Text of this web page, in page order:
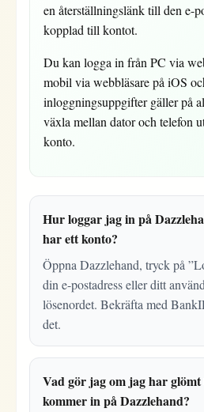
en återställningslänk till den e-
kopplad till kontot.
Du kan logga in från PC via
mobil via webbläsare på iOS
inloggningsuppgifter gäller på
växla mellan dator och telefon
konto.
Hur loggar jag in på
har ett konto?
Öppna Dazzlehand, tryck på
din e-postadress eller ditt
lösenordet. Bekräfta med
det.
Vad gör jag om jag har
kommer in på Dazzlehand?